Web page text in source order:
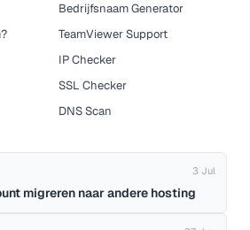
Bedrijfsnaam Generator
TeamViewer Support
IP Checker
SSL Checker
DNS Scan
3 Jul
migreren naar andere hosting